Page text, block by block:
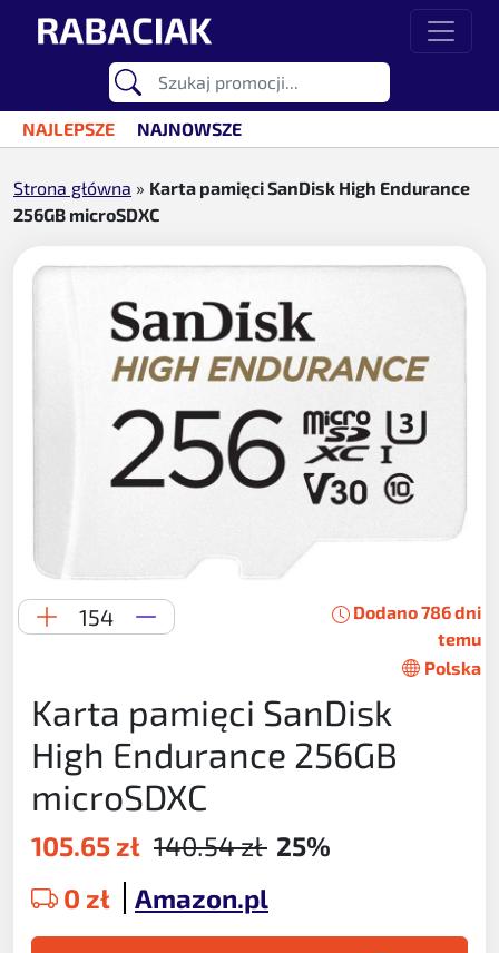
Main Navigation
NAJLEPSZE NAJNOWSZE
Strona główna » Karta pamięci SanDisk High Endurance
256GB microSDXC
154
Dodano 786 dni
temu
Polska
Karta pamięci SanDisk
High Endurance 256GB
microSDXC
105.65 zł 140.54 zł 25%
0 zł
Amazon.pl